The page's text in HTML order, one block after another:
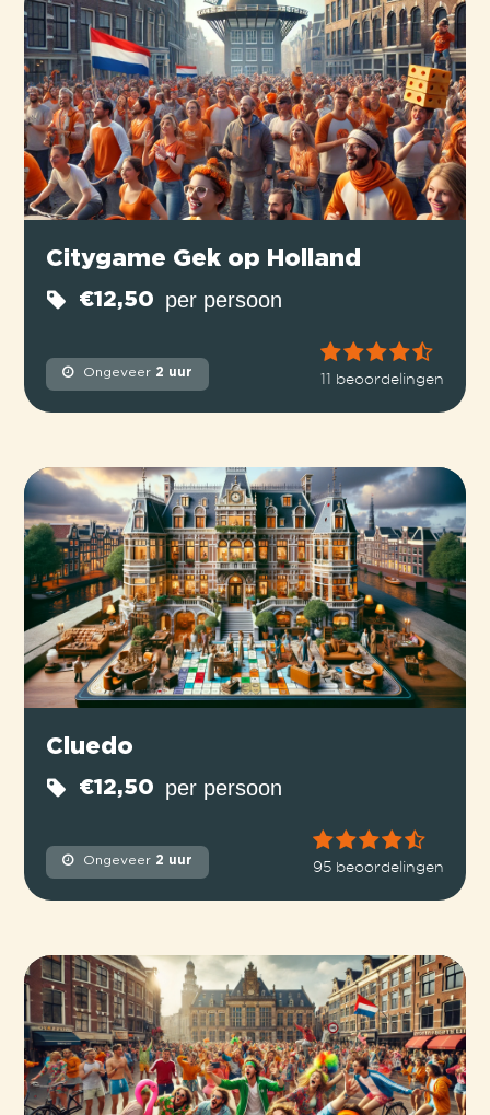
Citygame Gek op Holland
€12,50 per persoon
Ongeveer 2 uur 11 beoordelingen
Cluedo
€12,50 per persoon
Ongeveer 2 uur 95 beoordelingen